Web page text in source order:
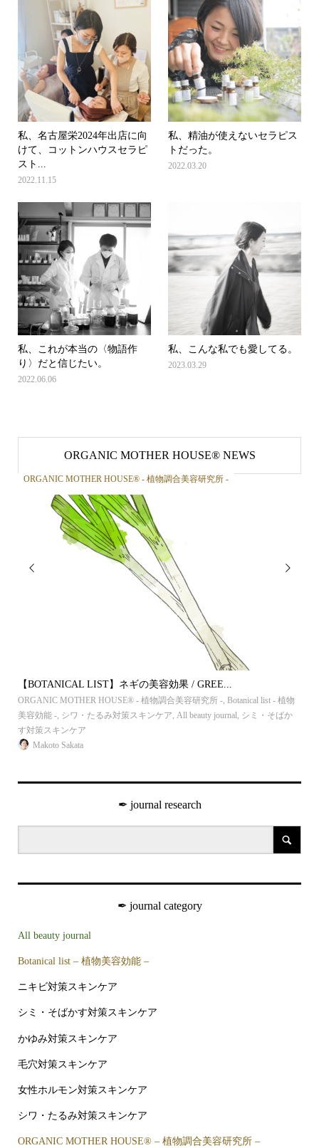
私、名古屋栄2024年出店に向
けて、コットンハウスセラピ
スト...
2022.11.15
私、精油が使えないセラピス
トだった。
2022.03.20
私、これが本当の〈物語作
り〉だと信じたい。
2022.06.06
私、こんな私でも愛してる。
2023.03.29
ORGANIC MOTHER HOUSE®︎ NEWS

【BOTANICAL LIST】ネギの美容効果 / GREE...
ORGANIC MOTHER HOUSE®︎ - 植物調合美容研究所 -, Botanical list - 植物
美容効能 -, シワ・たるみ対策スキンケア, All beauty journal, シミ・そばか
す対策スキンケア
Makoto Sakata
ORGANIC MOTHER HOUSE®︎ - 植物調合美容研究所 -

✒︎ journal research
✒︎ journal category
All beauty journal
Botanical list – 植物美容効能 –
ニキビ対策スキンケア
シミ・そばかす対策スキンケア
かゆみ対策スキンケア
毛穴対策スキンケア
女性ホルモン対策スキンケア
シワ・たるみ対策スキンケア
ORGANIC MOTHER HOUSE®︎ – 植物調合美容研究所 –